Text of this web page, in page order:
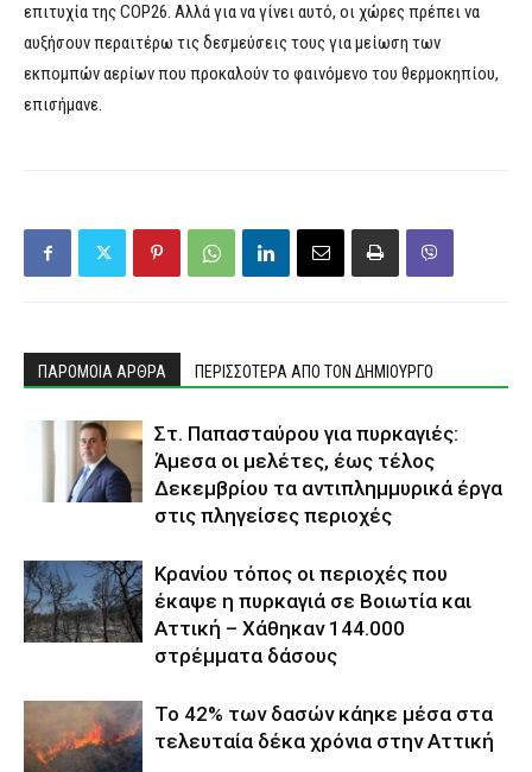
επιτυχία της COP26. Αλλά για να γίνει αυτό, οι χώρες πρέπει να
αυξήσουν περαιτέρω τις δεσμεύσεις τους για μείωση των
εκπομπών αερίων που προκαλούν το φαινόμενο του θερμοκηπίου,
επισήμανε.
ΠΑΡΟΜΟΙΑ ΑΡΘΡΑ ΠΕΡΙΣΣΟΤΕΡΑ ΑΠΟ ΤΟΝ ΔΗΜΙΟΥΡΓΟ
Στ. Παπασταύρου για πυρκαγιές:
Άμεσα οι μελέτες, έως τέλος
Δεκεμβρίου τα αντιπλημμυρικά έργα
στις πληγείσες περιοχές
Κρανίου τόπος οι περιοχές που
έκαψε η πυρκαγιά σε Βοιωτία και
Αττική – Χάθηκαν 144.000
στρέμματα δάσους
Το 42% των δασών κάηκε μέσα στα
τελευταία δέκα χρόνια στην Αττική